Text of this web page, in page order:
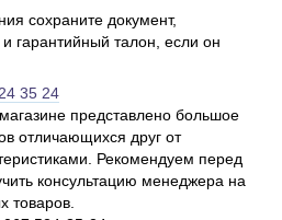
сохраните документ,
гарантийный талон, если он
35 24
представлено большое
отличающихся друг от
Рекомендуем перед
консультацию менеджера на
товаров.